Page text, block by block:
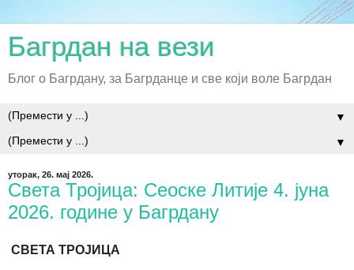
Багрдан на вези
Блог о Багрдану, за Багрданце и све који воле Багрдан
▼
▼
уторак, 26. мај 2026.
Света Тројица: Сеоске Литије 4. јуна
2026. године у Багрдану
СВЕТА ТРОЈИЦА